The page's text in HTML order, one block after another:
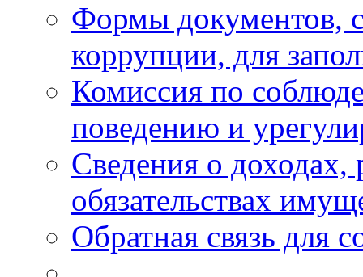
Формы документов,
коррупции, для
Комиссия по
поведению и
Сведения о доходах,
обязательствах
Обратная связь для